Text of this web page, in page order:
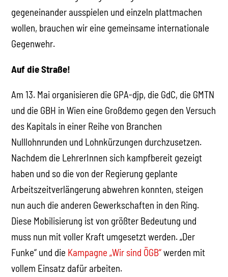
gegeneinander ausspielen und einzeln plattmachen
wollen, brauchen wir eine gemeinsame internationale
Gegenwehr.
Auf die Straße!
Am 13. Mai organisieren die GPA-djp, die GdC, die GMTN
und die GBH in Wien eine Großdemo gegen den Versuch
des Kapitals in einer Reihe von Branchen
Nulllohnrunden und Lohnkürzungen durchzusetzen.
Nachdem die LehrerInnen sich kampfbereit gezeigt
haben und so die von der Regierung geplante
Arbeitszeitverlängerung abwehren konnten, steigen
nun auch die anderen Gewerkschaften in den Ring.
Diese Mobilisierung ist von größter Bedeutung und
muss nun mit voller Kraft umgesetzt werden. „Der
Funke“ und die Kampagne „Wir sind ÖGB“werden mit
vollem Einsatz dafür arbeiten.